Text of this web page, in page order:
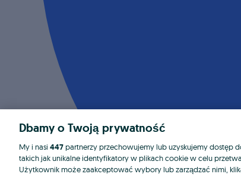
Dbamy o Twoją prywatność
My i nasi 447partnerzy przechowujemy lub uzyskujemy dostęp
takich jak unikalne identyfikatory w plikach cookie w celu
Użytkownik może zaakceptować wybory lub zarządzać nimi,